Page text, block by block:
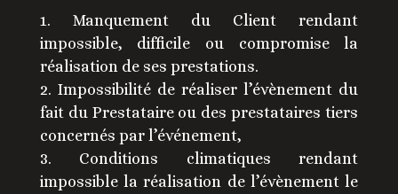
Manquement du Client rendant
impossible, difficile ou compromise la
réalisation de ses prestations.
Impossibilité de réaliser l’évènement du
fait du Prestataire ou des prestataires tiers
concernés par l’événement,
Conditions climatiques rendant
impossible la réalisation de l’évènement le